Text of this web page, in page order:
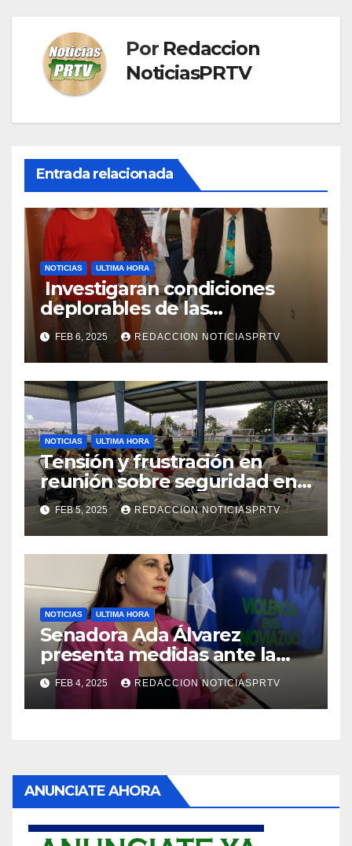
Por Redaccion
NoticiasPRTV
Entrada relacionada
NOTICIAS ULTIMA HORA
Investigaran condiciones
deplorables de las
facilidades el Departamento
de la Salud en Mayagüez
FEB 6, 2025 REDACCION NOTICIASPRTV
NOTICIAS ULTIMA HORA
Tensión y frustración en
reunión sobre seguridad en
Reparto Metropolitano
FEB 5, 2025 REDACCION NOTICIASPRTV
NOTICIAS ULTIMA HORA
Senadora Ada Álvarez
presenta medidas ante la
violencia en el noviazgo
FEB 4, 2025 REDACCION NOTICIASPRTV
ANUNCIATE AHORA